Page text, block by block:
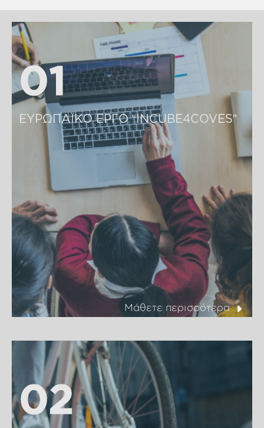
01
01
ΕΥΡΩΠΑΪΚΟ ΕΡΓΟ “INCUBE4COVES”
Μάθετε περισσότερα
02
02